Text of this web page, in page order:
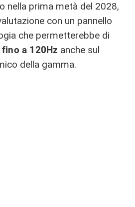
nella prima metà del 2028,
con un pannello
che permetterebbe di
a 120Hz anche sul
della gamma.